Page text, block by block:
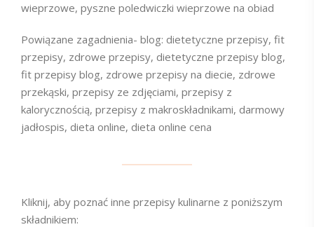
wieprzowe, pyszne poledwiczki wieprzowe na obiad
Powiązane zagadnienia- blog: dietetyczne przepisy, fit
przepisy, zdrowe przepisy, dietetyczne przepisy blog,
fit przepisy blog, zdrowe przepisy na diecie, zdrowe
przekąski, przepisy ze zdjęciami, przepisy z
kalorycznością, przepisy z makroskładnikami, darmowy
jadłospis, dieta online, dieta online cena
Kliknij, aby poznać inne przepisy kulinarne z poniższym
składnikiem: